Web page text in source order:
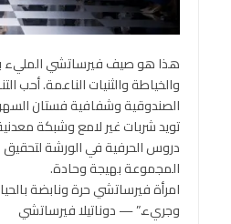
هذا هو صيف فيرساتشي المليء
والخياطة والثنيات الناعمة. أحب
الصندوقية وشفافية فستان
تويد شربات غير لامع وشبكة
دروس الحرفية في الورشة
المجموعة بهيجة وحادة.
امرأة فيرساتشي حرة ونابضة
وجريء.” — دوناتيلا فيرساتشي